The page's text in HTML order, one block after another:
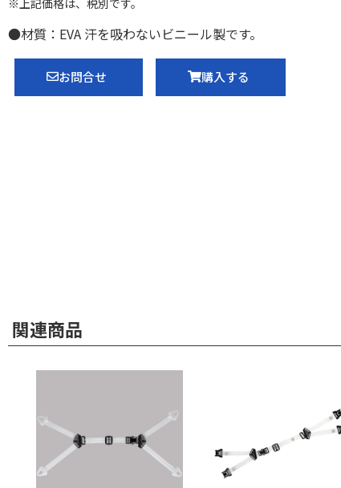
※上記価格は、税別です。
●材質：EVA 汗を吸わないビニール製です。
お問合せ 購入する
関連商品